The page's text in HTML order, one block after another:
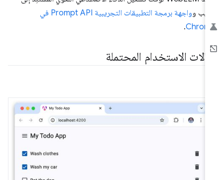
و
واجهة برمجة التطبيقات التجريبية Prompt API في
.
الاستخدام المحتملة